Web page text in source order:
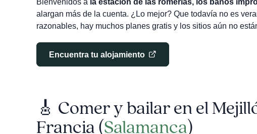
Bienvenidos a la estación de las romerías, los baños
alargan más de la cuenta. ¿Lo mejor? Que todavía no es
razonables, hay muchos planes gratis y los sitios aún no
Encuentra tu alojamiento
🎸 Comer y bailar en el
Francia (Salamanca)